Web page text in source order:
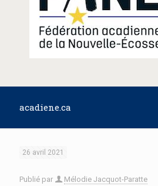
acadiene.ca
26 avril 2021
Publié par Mélodie Jacquot-Paratte